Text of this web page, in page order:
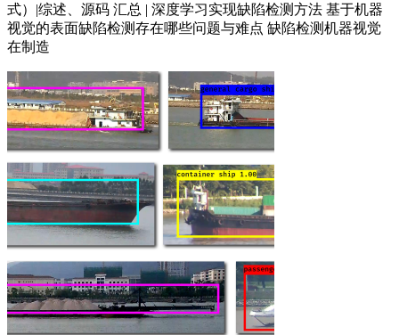
式）|综述、源码 汇总 | 深度学习实现缺陷检测方法 基于机器
视觉的表面缺陷检测存在哪些问题与难点 缺陷检测机器视觉
在制造